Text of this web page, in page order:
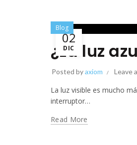
02
DIC
Blog
¿La luz
Posted byaxiom Leave
La luz visible es mucho
interruptor…
Read More